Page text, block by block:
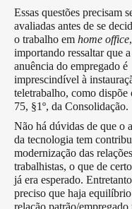
Essas questões precisam
avaliadas antes de se
o trabalho em home office,
importando ressaltar que a
anuência do empregado é
imprescindível à
teletrabalho, como dispõe
75, §1º, da Consolidação.
Não há dúvidas de que o
da tecnologia tem
modernização das relações
trabalhistas, o que de
já era esperado.
preciso que haja
relação patrão/empregado